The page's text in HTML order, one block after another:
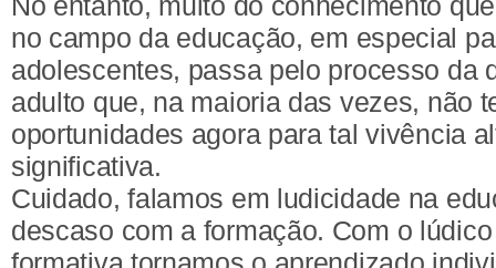
no campo da educação, em especial
adolescentes, passa pelo processo da
adulto que, na maioria das vezes, não
oportunidades agora para tal vivência
significativa.
Cuidado, falamos em ludicidade na
descaso com a formação. Com o